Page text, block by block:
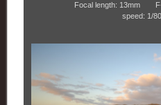
Focal length: 13mm F-
speed: 1/80